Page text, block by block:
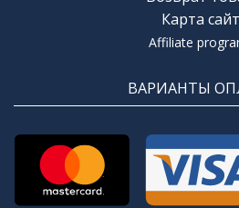
Карта
Affiliate
ВАРИАНТЫ